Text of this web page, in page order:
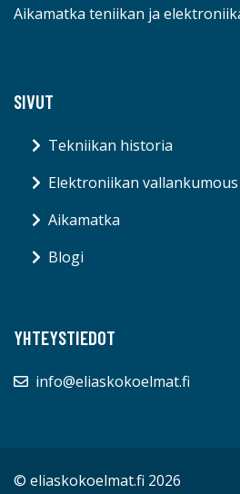
Aikamatka teniikan ja
SIVUT
Tekniikan historia
Elektroniikan vallankumous
Aikamatka
Blogi
YHTEYSTIEDOT
info@eliaskokoelmat.fi
© eliaskokoelmat.fi 2026